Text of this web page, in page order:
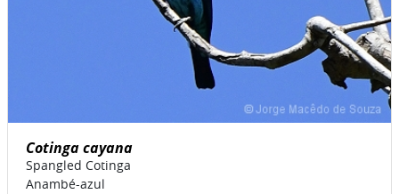
Cotinga cayana
Spangled Cotinga
Anambé-azul